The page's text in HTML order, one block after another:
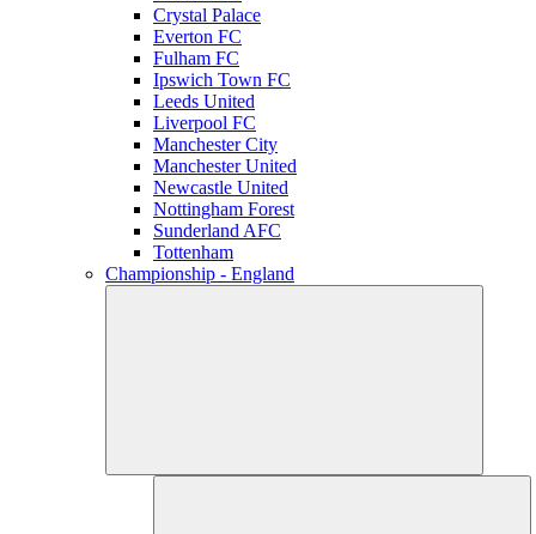
Crystal Palace
Everton FC
Fulham FC
Ipswich Town FC
Leeds United
Liverpool FC
Manchester City
Manchester United
Newcastle United
Nottingham Forest
Sunderland AFC
Tottenham
Championship - England